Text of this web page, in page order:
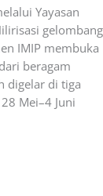
Yayasan
gelombang
IMIP membuka
beragam
digelar di tiga
Mei–4 Juni